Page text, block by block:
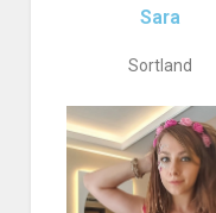
Sara
Sortland